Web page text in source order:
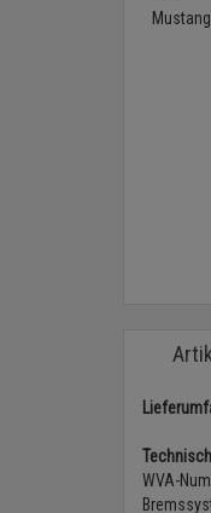
WVA-